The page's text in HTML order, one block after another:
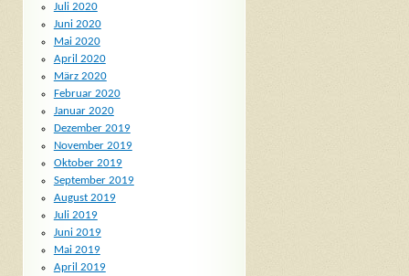
Juli 2020
Juni 2020
Mai 2020
April 2020
März 2020
Februar 2020
Januar 2020
Dezember 2019
November 2019
Oktober 2019
September 2019
August 2019
Juli 2019
Juni 2019
Mai 2019
April 2019